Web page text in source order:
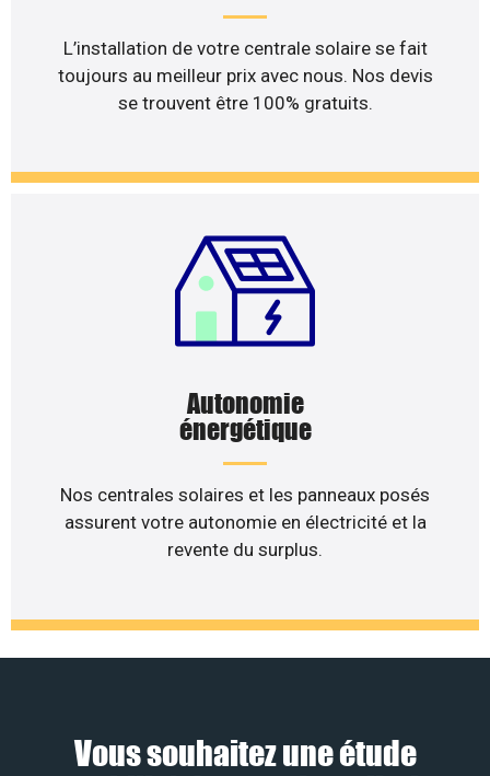
L’installation de votre centrale solaire se fait
toujours au meilleur prix avec nous. Nos devis
se trouvent être 100% gratuits.
Autonomie
énergétique
Nos centrales solaires et les panneaux posés
assurent votre autonomie en électricité et la
revente du surplus.
Vous souhaitez une étude